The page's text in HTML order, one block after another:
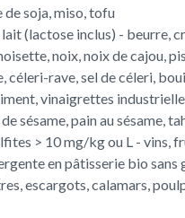
de soja, miso, tofu
(lactose inclus) - beurre,
noix, noix de cajou,
céleri-rave, sel de céleri,
vinaigrettes
sésame, pain au sésame,
> 10 mg/kg ou L - vins,
en pâtisserie bio sans
escargots, calamars,